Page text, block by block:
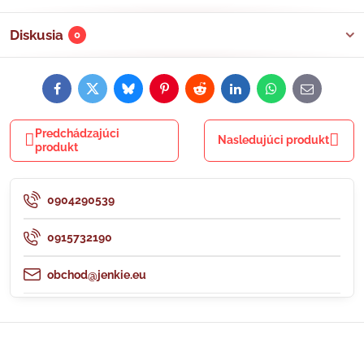
Diskusia 0
FacebookTwitterBlueskyPinterestRedditLinkedInWhatsApp
E-
mail
Predchádzajúci
produkt
Nasledujúci produkt
0904290539
0915732190
obchod@jenkie.eu